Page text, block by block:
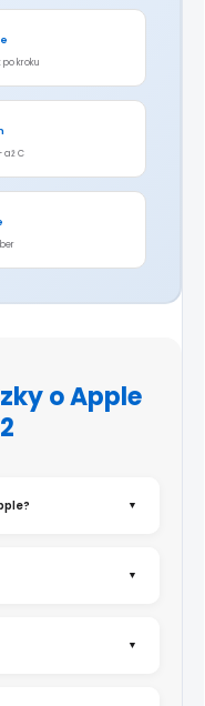
kroku
až C
o Apple
▼
Apple
▼
počas ktorej
Detaily v
▼